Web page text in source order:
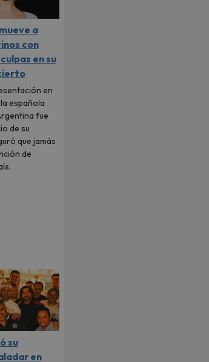
a
con
en su
en
española
fue
de su
que jamás
de
su
en